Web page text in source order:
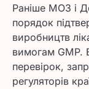
Раніше МОЗ і
порядок
виробництв
вимогам GMP.
перевірок,
регуляторів